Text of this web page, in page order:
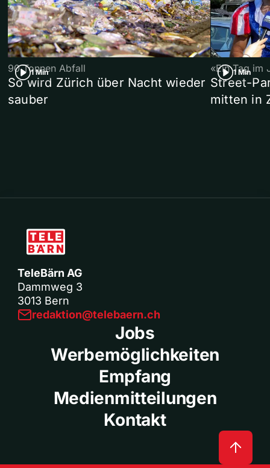
1 Min
90 Tonnen Abfall
So wird Zürich über Nacht wieder
sauber
1 Min
«Ein Tag im
Street-
mitten in
TeleBärn AG
Dammweg 3
3013 Bern
redaktion@telebaern.ch
Jobs
Werbemöglichkeiten
Empfang
Medienmitteilungen
Kontakt